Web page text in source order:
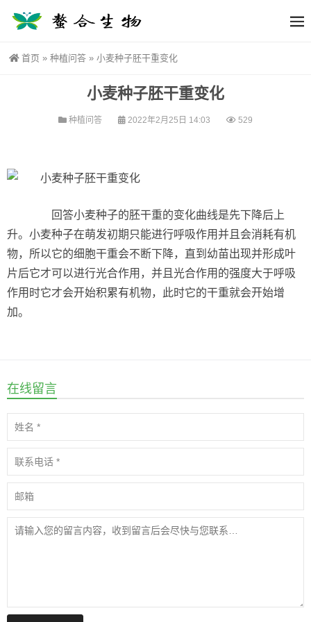
首页 » 种植问答 » 小麦种子胚干重变化
小麦种子胚干重变化
种植问答 2022年2月25日 14:03 529
回答小麦种子的胚干重的变化曲线是先下降后上
升。小麦种子在萌发初期只能进行呼吸作用并且会消耗有机
物，所以它的细胞干重会不断下降，直到幼苗出现并形成叶
片后它才可以进行光合作用，并且光合作用的强度大于呼吸
作用时它才会开始积累有机物，此时它的干重就会开始增
加。
在线留言